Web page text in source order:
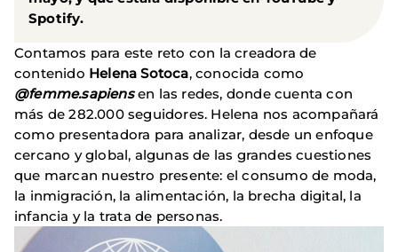
Spotify.
Contamos para este reto con la creadora de
contenido Helena Sotoca, conocida como
@femme.sapiensen las redes, donde cuenta con
más de 282.000 seguidores. Helena nos acompañará
como presentadora para analizar, desde un enfoque
cercano y global, algunas de las grandes cuestiones
que marcan nuestro presente: el consumo de moda,
la inmigración, la alimentación, la brecha digital, la
infancia y la trata de personas.